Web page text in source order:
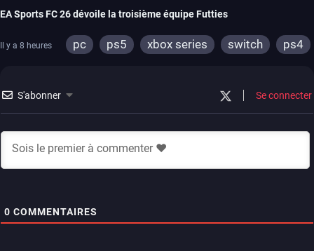
EA Sports FC 26 dévoile la troisième équipe Futties
Il y a 8 heures pc ps5 xbox series switch
ps4
S'abonner Se connecter
0 COMMENTAIRES